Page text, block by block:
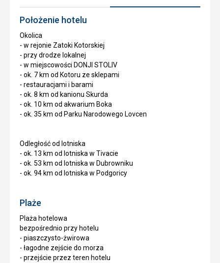
Położenie hotelu
Okolica
- w rejonie Zatoki Kotorskiej
- przy drodze lokalnej
- w miejscowości DONJI STOLIV
- ok. 7 km od Kotoru ze sklepami
- restauracjami i barami
- ok. 8 km od kanionu Skurda
- ok. 10 km od akwarium Boka
- ok. 35 km od Parku Narodowego Lovcen
Odległość od lotniska
- ok. 13 km od lotniska w Tivacie
- ok. 53 km od lotniska w Dubrowniku
- ok. 94 km od lotniska w Podgoricy
Plaże
Plaża hotelowa
bezpośrednio przy hotelu
- piaszczysto-żwirowa
- łagodne zejście do morza
- przejście przez teren hotelu